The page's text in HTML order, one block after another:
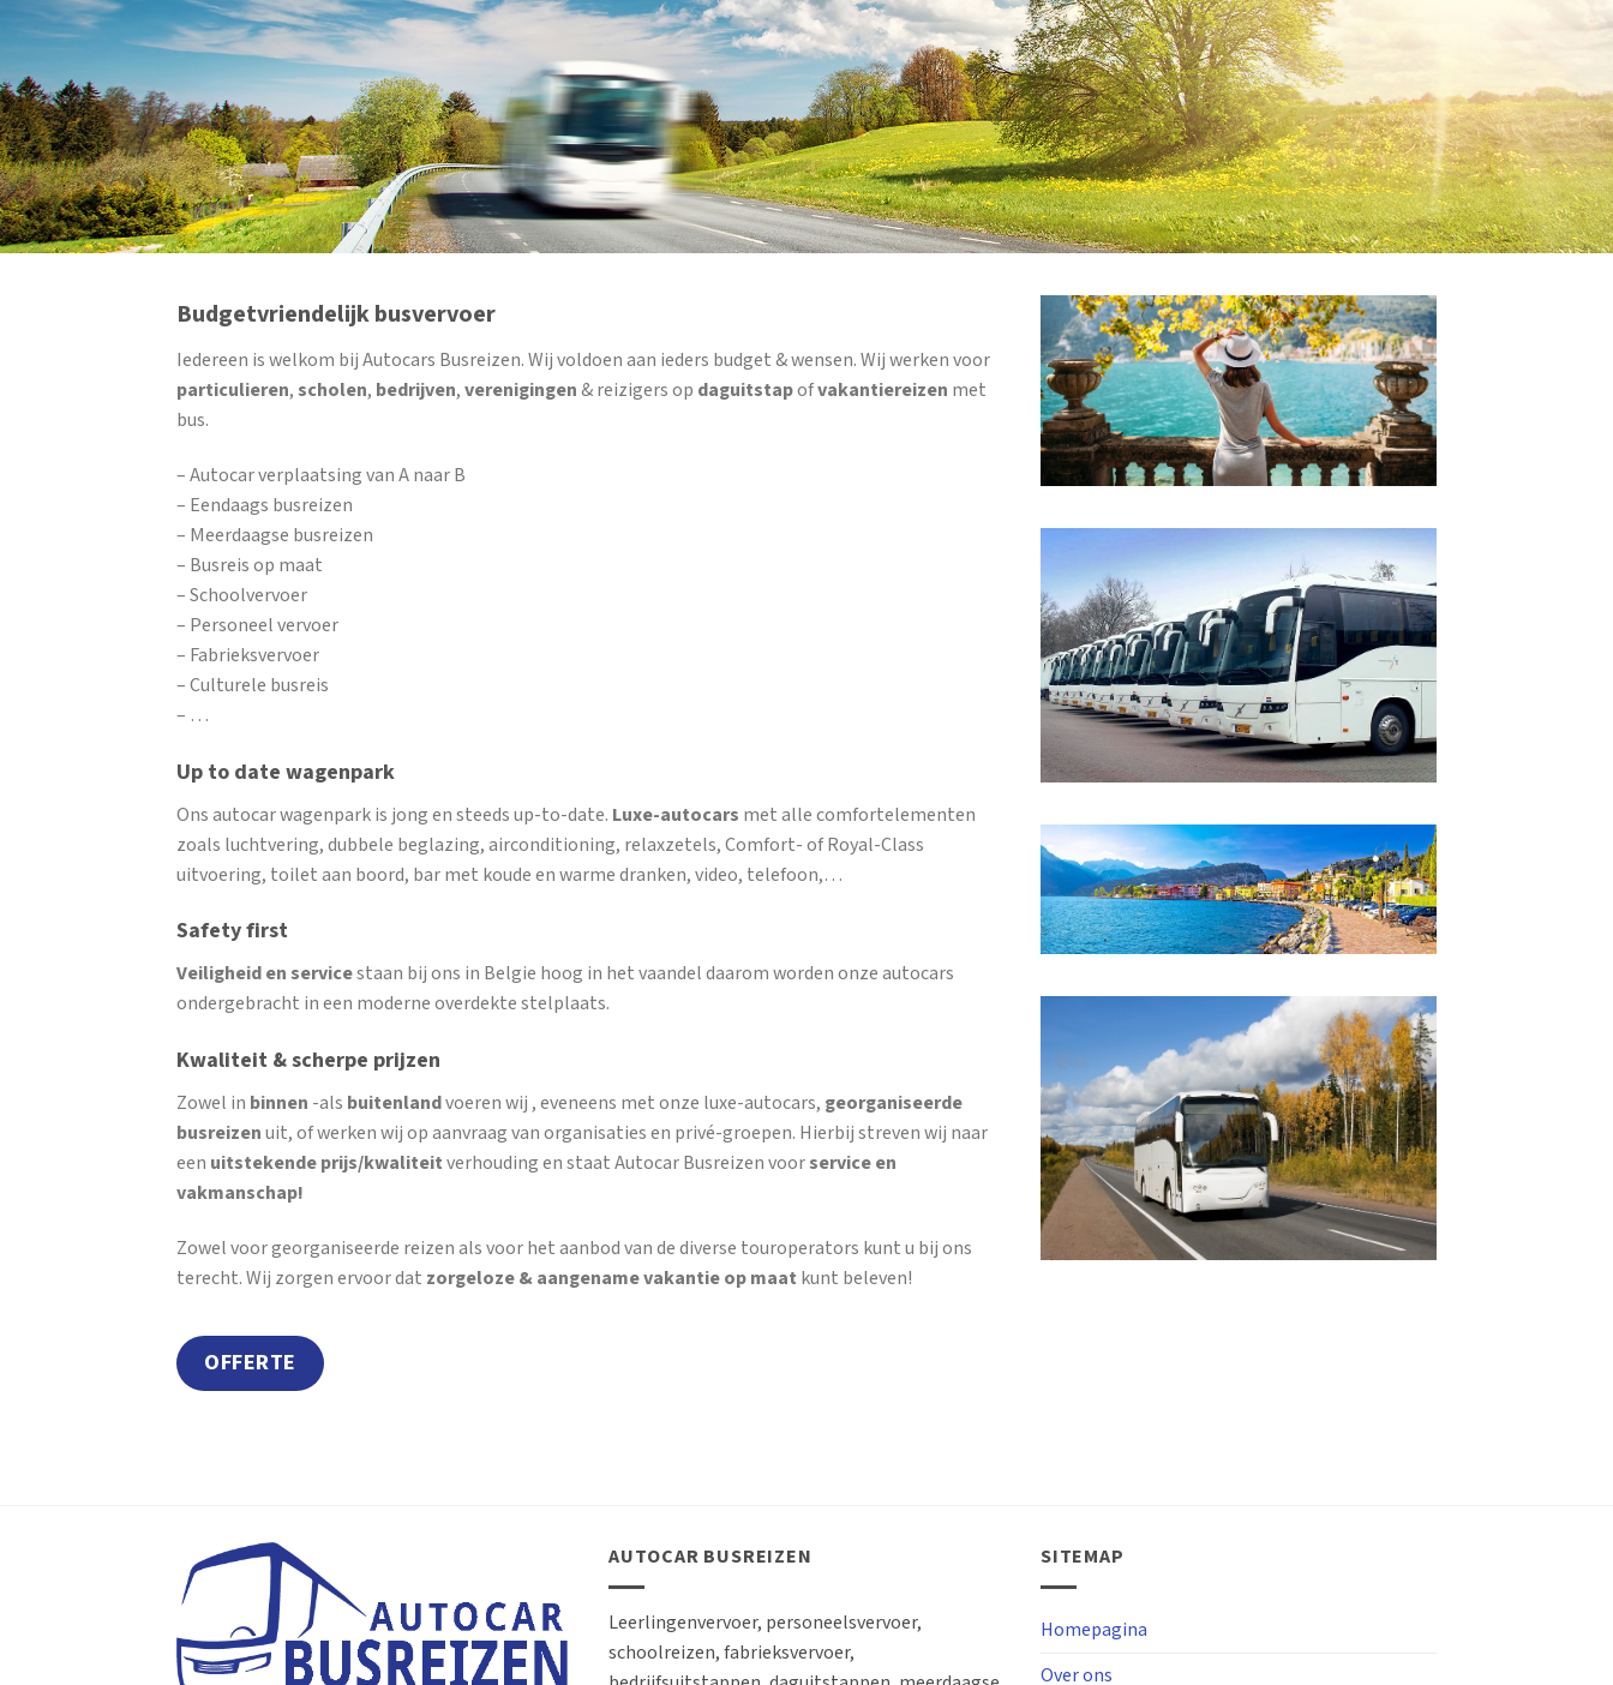
Budgetvriendelijk busvervoer
Iedereen is welkom bij Autocars Busreizen. Wij voldoen aan ieders budget & wensen. Wij werken voor
particulieren,scholen, bedrijven,verenigingen& reizigers op daguitstapofvakantiereizen met
bus.
– Autocar verplaatsing van A naar B
– Eendaags busreizen
– Meerdaagse busreizen
– Busreis op maat
– Schoolvervoer
– Personeel vervoer
– Fabrieksvervoer
– Culturele busreis
– …
Up to date wagenpark
Ons autocar wagenpark is jong en steeds up-to-date. Luxe-autocars met alle comfortelementen
zoals luchtvering, dubbele beglazing, airconditioning, relaxzetels, Comfort- of Royal-Class
uitvoering, toilet aan boord, bar met koude en warme dranken, video, telefoon,…
Safety first
Veiligheid en servicestaan bij ons in Belgie hoog in het vaandel daarom worden onze autocars
ondergebracht in een moderne overdekte stelplaats.
Kwaliteit & scherpe prijzen
Zowel in binnen -als buitenlandvoeren wij , eveneens met onze luxe-autocars, georganiseerde
busreizenuit, of werken wij op aanvraag van organisaties en privé-groepen. Hierbij streven wij naar
een uitstekende prijs/kwaliteitverhouding en staat Autocar Busreizen voorservice en
vakmanschap!
Zowel voor georganiseerde reizen als voor het aanbod van de diverse touroperators kunt u bij ons
terecht. Wij zorgen ervoor dat zorgeloze & aangename vakantie op maat kunt beleven!
OFFERTE
AUTOCAR BUSREIZEN
Leerlingenvervoer, personeelsvervoer,
schoolreizen, fabrieksvervoer,
SITEMAP
Homepagina
Over ons